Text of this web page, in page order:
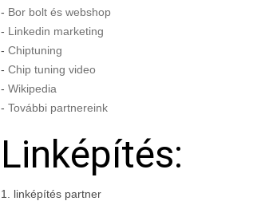
- Bor bolt és webshop
- Linkedin marketing
- Chiptuning
- Chip tuning video
- Wikipedia
- További partnereink
Linképítés:
1. linképítés partner